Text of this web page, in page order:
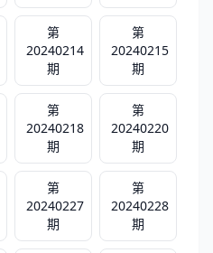
第
20240214
期
第
20240215
期
第
20240218
期
第
20240220
期
第
20240227
期
第
20240228
期